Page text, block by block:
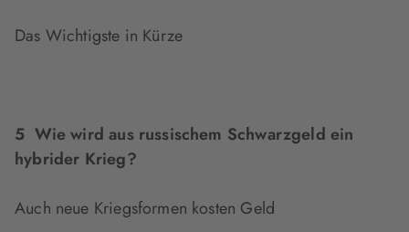
Das Wichtigste in Kürze
5 Wie wird aus russischem Schwarzgeld ein
hybrider Krieg?
Auch neue Kriegsformen kosten Geld